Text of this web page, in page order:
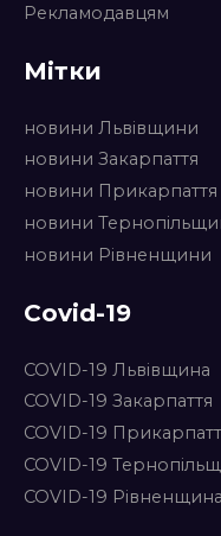
Рекламодавцям
Мітки
новини Львівщини
новини Закарпаття
новини Прикарпаття
новини
новини Рівненщини
Covid-19
COVID-19 Львівщина
COVID-19 Закарпаття
COVID-19
COVID-19
COVID-19 Рівненщина